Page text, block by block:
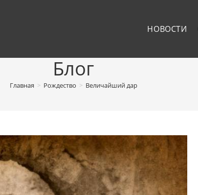
НОВОСТИ
Блог
Главная > Рождество > Величайший дар